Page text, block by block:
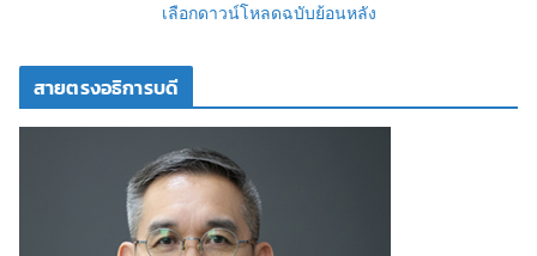
เลือกดาวน์โหลดฉบับย้อนหลัง
สายตรงอธิการบดี